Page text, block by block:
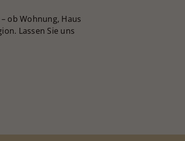
ob Wohnung, Haus
Lassen Sie uns